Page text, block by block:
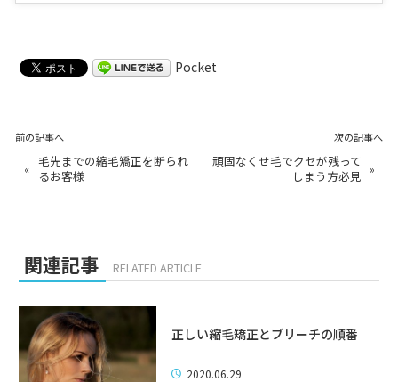
Pocket
前の記事へ
« 毛先までの縮毛矯正を断られ
るお客様
次の記事へ
頑固なくせ毛でクセが残って
しまう方必見 »
関連記事 RELATED ARTICLE
正しい縮毛矯正とブリーチの順番
2020.06.29